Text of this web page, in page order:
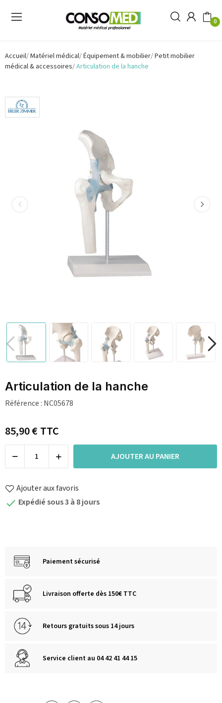
0
Accueil Matériel médical Équipement & mobilier Petit mobilier
médical & accessoires Articulation de la hanche
Articulation de la hanche
Référence : NC05678
85,90 €TTC
AJOUTER AU PANIER
Ajouter aux favoris
 Expédié sous 3 à 8 jours
Paiement sécurisé
Livraison offerte dès 150€ TTC
Retours gratuits sous 14 jours
Service client au 04 42 41 44 15